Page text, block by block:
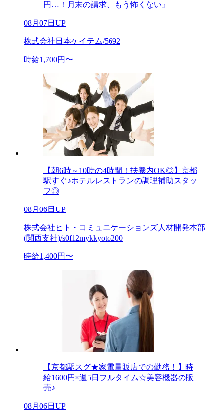
円…！月末の請求、もう怖くない』
08月07日UP
株式会社日本ケイテム/5692
時給1,700円〜
【朝6時～10時の4時間！扶養内OK◎】京都
駅すぐ♪ホテルレストランの調理補助スタッ
フ◎
08月06日UP
株式会社ヒト・コミュニケーションズ人材開発本部
(関西支社)/s0f12mykkyoto200
時給1,400円〜
【京都駅スグ★家電量販店での勤務！】時
給1600円×週5日フルタイム☆美容機器の販
売♪
08月06日UP